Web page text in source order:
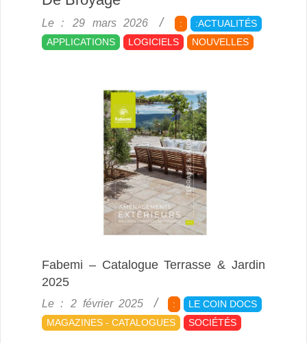
2026-
03-
29
Le : 29 mars 2026 :
:ACTUALITÉS
APPLICATIONS
LOGICIELS NOUVELLES
Fabemi – Catalogue Terrasse & Jardin
2025
2025-
02-
02
Le : 2 février 2025 :
LE COIN DOCS
MAGAZINES - CATALOGUES
SOCIÉTÉS